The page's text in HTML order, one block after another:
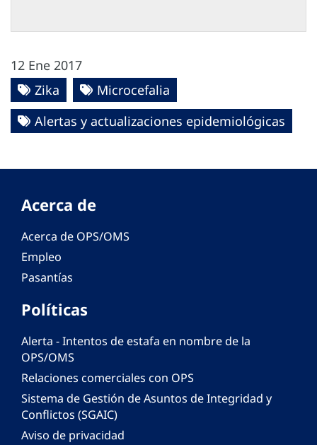
12 Ene 2017
Zika
Microcefalia
Alertas y actualizaciones epidemiológicas
Acerca de
Acerca de OPS/OMS
Empleo
Pasantías
Políticas
Alerta - Intentos de estafa en nombre de la
OPS/OMS
Relaciones comerciales con OPS
Sistema de Gestión de Asuntos de Integridad y
Conflictos (SGAIC)
Aviso de privacidad